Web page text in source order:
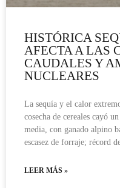
HISTÓRICA
AFECTA A LAS
CAUDALES Y
NUCLEARES
La sequía y el calor
cosecha de cereales cayó
media, con ganado alpino
escasez de forraje; récord
LEER MÁS »